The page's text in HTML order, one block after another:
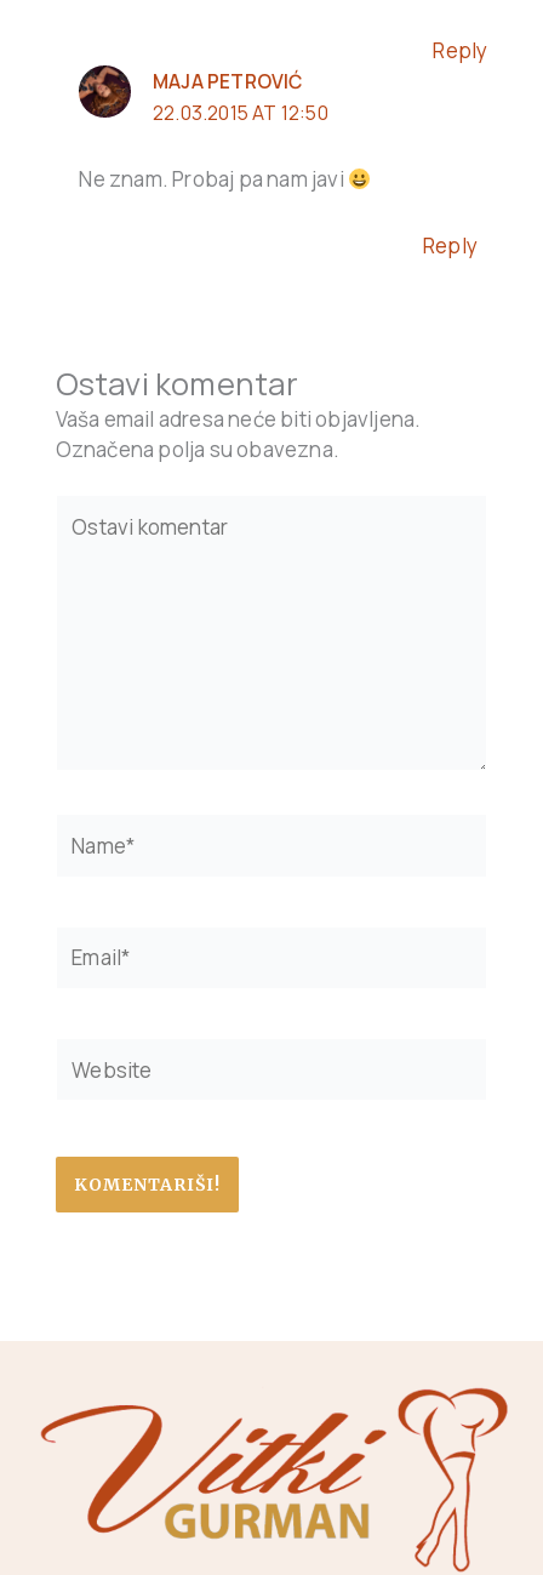
Reply
MAJA PETROVIĆ
22.03.2015 AT 12:50
Ne znam. Probaj pa nam javi
Reply
Ostavi komentar
Vaša email adresa neće biti objavljena.
Označena polja su obavezna.
here..